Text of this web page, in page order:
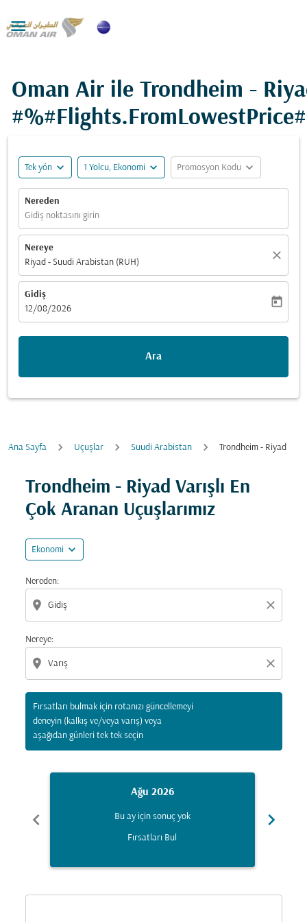

Oman Air ile Trondheim -
Tek yön expand_more 1 Yolcu, Ekonomi expand_more Promosyon Kodu expand_more
Nereden
Gidiş noktasını girin
Nereye
Riyad - Suudi Arabistan (RUH)
close
Gidiş
fc-booking-departure-date-aria-label
12/08/2026
today
Ara
Ana Sayfa Uçuşlar Suudi Arabistan Trondheim - Riyad
Trondheim - Riyad Varışlı En
Çok Aranan Uçuşlarımız
Ekonomi expand_more
Nereden:
location_on close
Nereye:
location_on close
Fırsatları bulmak için rotanızı güncellemeyi
deneyin (kalkış ve/veya varış) veya
aşağıdan günleri tek tek seçin
Fırsatları bulmak için rotanızı güncellemeyi deneyin
chevron_left
Ağu 2026
Bu ay için sonuç yok
Fırsatları Bul
chevron_right